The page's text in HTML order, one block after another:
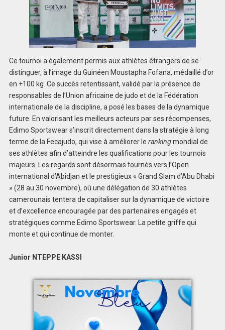
Ce tournoi a également permis aux athlètes étrangers de se
distinguer, à l’image du Guinéen Moustapha Fofana, médaillé d’or
en +100 kg. Ce succès retentissant, validé par la présence de
responsables de l’Union africaine de judo et de la Fédération
internationale de la discipline, a posé les bases de la dynamique
future. En valorisant les meilleurs acteurs par ses récompenses,
Edimo Sportswear s’inscrit directement dans la stratégie à long
terme de la Fecajudo, qui vise à améliorer le rankingmondial de
ses athlètes afin d’atteindre les qualifications pour les tournois
majeurs. Les regards sont désormais tournés vers l’Open
international d’Abidjan et le prestigieux « Grand Slam d’Abu Dhabi
» (28 au 30 novembre), où une délégation de 30 athlètes
camerounais tentera de capitaliser sur la dynamique de victoire
et d’excellence encouragée par des partenaires engagés et
stratégiques comme Edimo Sportswear. La petite griffe qui
monte et qui continue de monter.
Junior NTEPPE KASSI